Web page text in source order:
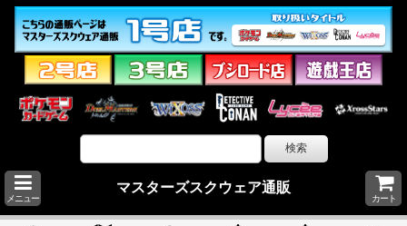
メニュー
マスターズスクウェア通販
カート